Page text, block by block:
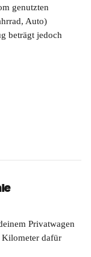
genutzten
Auto)
beträgt jedoch
Privatwagen
Kilometer dafür